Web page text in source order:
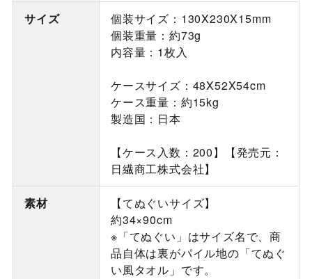
サイズ
個装サイズ：130X230X15mm
個装重量：約73g
内容量：1枚入
ケースサイズ：48X52X54cm
ケース重量：約15kg
製造国：日本
【ケース入数：200】【発売元：
日繊商工株式会社】
素材
【てぬぐいサイズ】
約34×90cm
※「てぬぐい」はサイズ名で、商
品自体は裏がパイル地の「てぬぐ
い風タオル」です。